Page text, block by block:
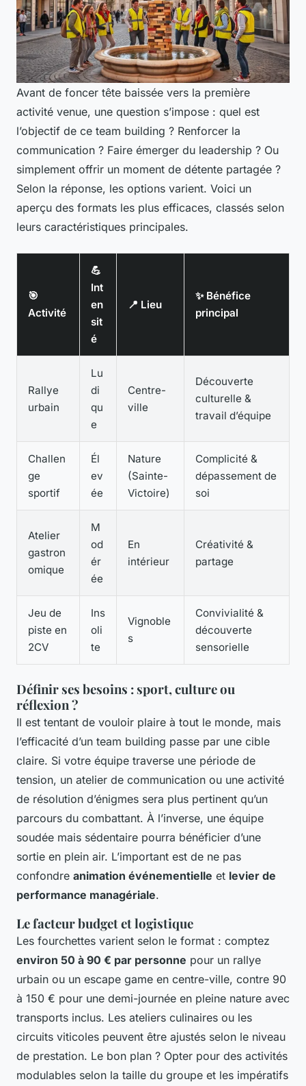
Avant de foncer tête baissée vers la première
activité venue, une question s’impose : quel est
l’objectif de ce team building ? Renforcer la
communication ? Faire émerger du leadership ? Ou
simplement offrir un moment de détente partagée ?
Selon la réponse, les options varient. Voici un
aperçu des formats les plus efficaces, classés selon
leurs caractéristiques principales.
🎯
Activité
💪
Int
en
sit
é
📍 Lieu
✨ Bénéfice
principal
Rallye
urbain
Lu
di
qu
e
Centre-
ville
Découverte
culturelle &
travail d’équipe
Challen
ge
sportif
Él
ev
ée
Nature
(Sainte-
Victoire)
Complicité &
dépassement de
soi
Atelier
gastron
omique
M
od
ér
ée
En
intérieur
Créativité &
partage
Jeu de
piste en
2CV
Ins
oli
te
Vignoble
s
Convivialité &
découverte
sensorielle
Définir ses besoins : sport, culture ou
réflexion ?
Il est tentant de vouloir plaire à tout le monde, mais
l’efficacité d’un team building passe par une cible
claire. Si votre équipe traverse une période de
tension, un atelier de communication ou une activité
de résolution d’énigmes sera plus pertinent qu’un
parcours du combattant. À l’inverse, une équipe
soudée mais sédentaire pourra bénéficier d’une
sortie en plein air. L’important est de ne pas
confondre animation événementielle et levier de
performance managériale.
Le facteur budget et logistique
Les fourchettes varient selon le format : comptez
environ 50 à 90 € par personne pour un rallye
urbain ou un escape game en centre-ville, contre 90
à 150 € pour une demi-journée en pleine nature avec
transports inclus. Les ateliers culinaires ou les
circuits viticoles peuvent être ajustés selon le niveau
de prestation. Le bon plan ? Opter pour des activités
modulables selon la taille du groupe et les impératifs